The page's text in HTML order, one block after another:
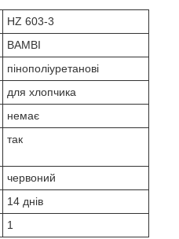
HZ 603-3
BAMBI
пінополіуретанові
для хлопчика
немає
так
червоний
14 днів
1